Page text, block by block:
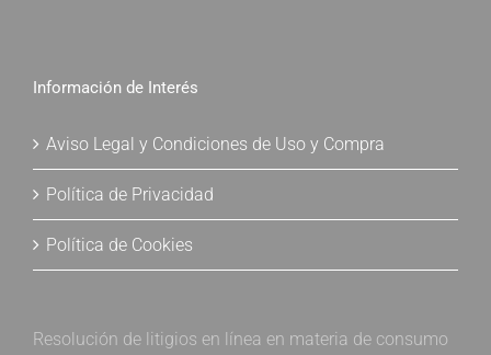
Información de Interés
Aviso Legal y Condiciones de Uso y Compra
Política de Privacidad
Política de Cookies
Resolución de litigios en línea en materia de consumo